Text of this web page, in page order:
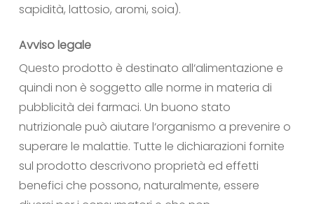
sapidità, lattosio, aromi, soia).
Avviso legale
Questo prodotto è destinato all‘alimentazione e
quindi non è soggetto alle norme in materia di
pubblicità dei farmaci. Un buono stato
nutrizionale può aiutare l‘organismo a prevenire o
superare le malattie. Tutte le dichiarazioni fornite
sul prodotto descrivono proprietà ed effetti
benefici che possono, naturalmente, essere